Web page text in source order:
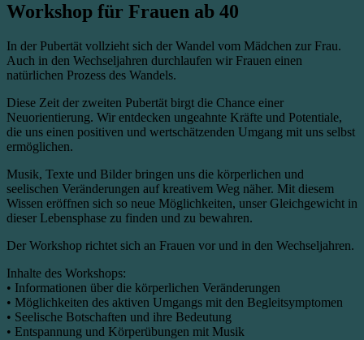
Workshop für Frauen ab 40
In der Pubertät vollzieht sich der Wandel vom Mädchen zur Frau.
Auch in den Wechseljahren durchlaufen wir Frauen einen
natürlichen Prozess des Wandels.
Diese Zeit der zweiten Pubertät birgt die Chance einer
Neuorientierung. Wir entdecken ungeahnte Kräfte und Potentiale,
die uns einen positiven und wertschätzenden Umgang mit uns selbst
ermöglichen.
Musik, Texte und Bilder bringen uns die körperlichen und
seelischen Veränderungen auf kreativem Weg näher. Mit diesem
Wissen eröffnen sich so neue Möglichkeiten, unser Gleichgewicht in
dieser Lebensphase zu finden und zu bewahren.
Der Workshop richtet sich an Frauen vor und in den Wechseljahren.
Inhalte des Workshops:
• Informationen über die körperlichen Veränderungen
• Möglichkeiten des aktiven Umgangs mit den Begleitsymptomen
• Seelische Botschaften und ihre Bedeutung
• Entspannung und Körperübungen mit Musik